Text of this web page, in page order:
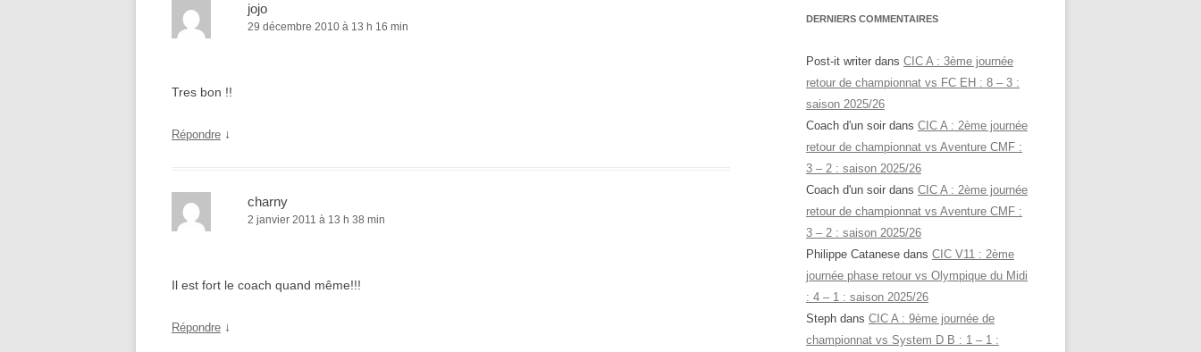
jojo
29 décembre 2010 à 13 h 16 min
Tres bon !!
Répondre ↓
charny
2 janvier 2011 à 13 h 38 min
Il est fort le coach quand même!!!
Répondre ↓
DERNIERS COMMENTAIRES
Post-it writer dans CIC A : 3ème journée
retour de championnat vs FC EH : 8 – 3 :
saison 2025/26
Coach d'un soir dans CIC A : 2ème journée
retour de championnat vs Aventure CMF :
3 – 2 : saison 2025/26
Coach d'un soir dans CIC A : 2ème journée
retour de championnat vs Aventure CMF :
3 – 2 : saison 2025/26
Philippe Catanese dans CIC V11 : 2ème
journée phase retour vs Olympique du Midi
: 4 – 1 : saison 2025/26
Steph dans CIC A : 9ème journée de
championnat vs System D B : 1 – 1 :